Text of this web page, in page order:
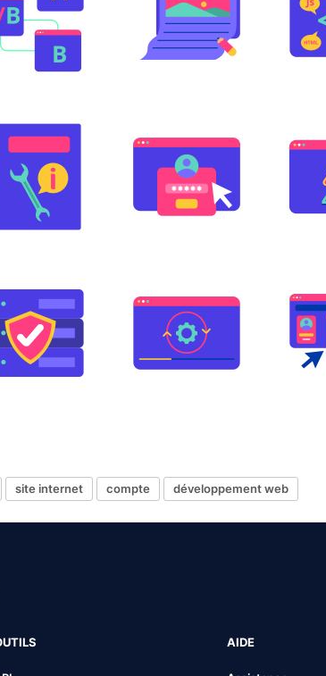
site internet compte développement web
AIDE